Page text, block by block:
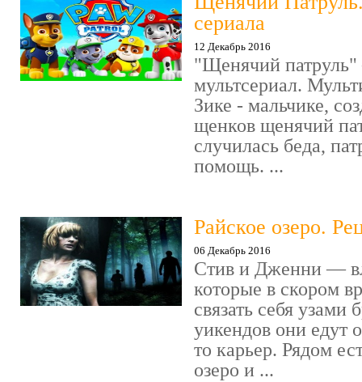
сериала
12 Декабрь 2016
"Щенячий патруль"
мультсериал.
Зике - мальчике,
щенков щенячий
случилась беда,
помощь. ...
Райское озеро.
06 Декабрь 2016
Стив и Дженни —
которые в скором
связать себя узами
уикендов они едут
то карьер. Рядом
озеро и ...